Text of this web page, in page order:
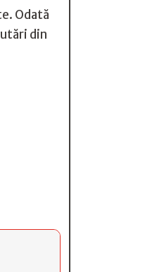
Odată
din